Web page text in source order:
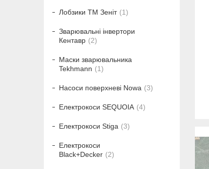
Лобзики ТМ Зеніт 1
Зварювальні інвертори
Кентавр
2
Маски зварювальника
Tekhmann
1
Насоси поверхневі Nowa 3
Електрокоси SEQUOIA 4
Електрокоси Stiga 3
Електрокоси
Black+Decker
2